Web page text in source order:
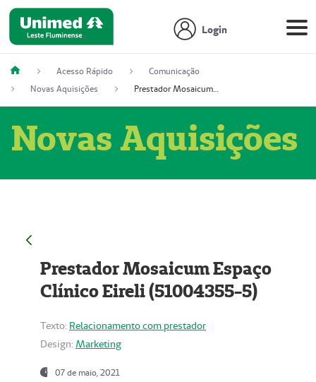
Login
Acesso Rápido
Comunicação
Novas Aquisições
Prestador Mosaicum Espaço Clínico Eireli (51004355-5)
Novas Aquisições
Prestador Mosaicum Espaço
Clínico Eireli (51004355-5)
Texto: Relacionamento com prestador
Design: Marketing
07 de maio, 2021